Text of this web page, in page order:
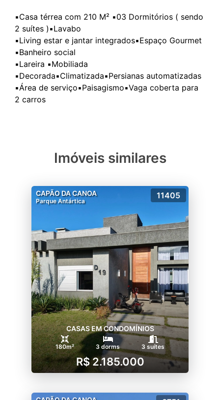
▪️Casa térrea com 210 M² ▪️03 Dormitórios ( sendo
2 suítes )▪️Lavabo
▪️Living estar e jantar integrados▪️Espaço Gourmet
▪️Banheiro social
▪️Lareira ▪️Mobiliada
▪️Decorada▪️Climatizada▪️Persianas automatizadas
▪️Área de serviço▪️Paisagismo▪️Vaga coberta para
Imóveis similares
CAPÃO DA CANOA
Parque Antártica
11405
CASAS EM CONDOMÍNIOS
180m² 3 dorms 3 suítes
R$ 2.185.000